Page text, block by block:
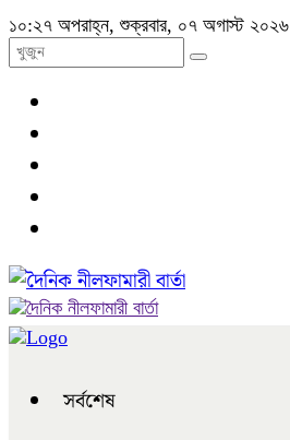
১০:২৭ অপরাহ্ন, শুক্রবার, ০৭ অগাস্ট ২০২৬
সর্বশেষ